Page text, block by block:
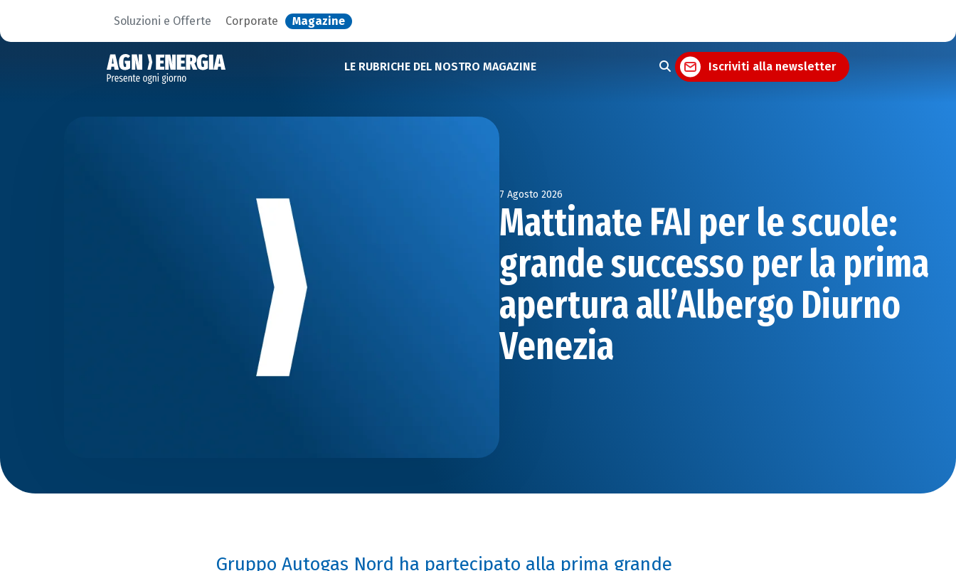
Soluzioni e Offerte Corporate Magazine
LE RUBRICHE DEL NOSTRO MAGAZINE Iscriviti alla newsletter
7 Agosto 2026
Mattinate FAI per le scuole:
grande successo per la prima
apertura all’Albergo Diurno
Venezia
Gruppo Autogas Nord ha partecipato alla prima grande